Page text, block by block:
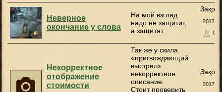
Неверное
окончание у слова
На мой взгляд
надо не защитит,
а защитят.
2017-
Некорректное
отображение
стоимости
Так же у скила
«пригвождающий
выстрел»
некорректное
описание.
Стоит проверить
2017-